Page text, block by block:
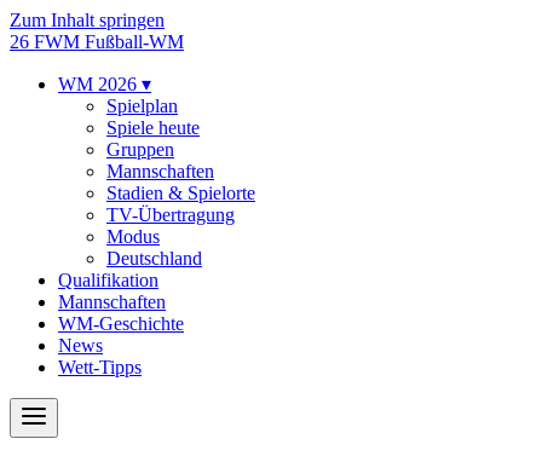
Zum Inhalt springen
26 FWM Fußball-WM
WM 2026 ▾
Spielplan
Spiele heute
Gruppen
Mannschaften
Stadien & Spielorte
TV-Übertragung
Modus
Deutschland
Qualifikation
Mannschaften
WM-Geschichte
News
Wett-Tipps